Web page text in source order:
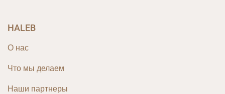
HALEB
О нас
Что мы делаем
Наши партнеры